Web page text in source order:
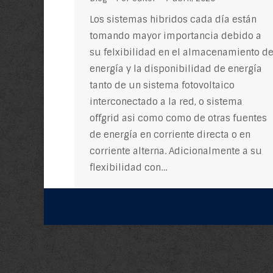
Los sistemas hibridos cada día están
tomando mayor importancia debido a
su felxibilidad en el almacenamiento de
energía y la disponibilidad de energía
tanto de un sistema fotovoltaico
interconectado a la red, o sistema
offgrid asi como como de otras fuentes
de energía en corriente directa o en
corriente alterna. Adicionalmente a su
flexibilidad con…